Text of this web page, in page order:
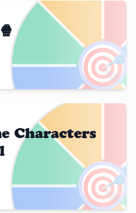
🎯
🎯
Characters